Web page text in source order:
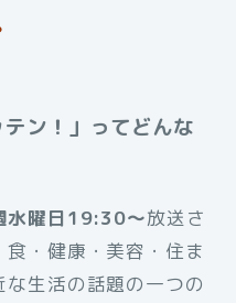
ン！」ってどんな
水曜日19:30～放送さ
食・健康・美容・住ま
生活の話題の一つの